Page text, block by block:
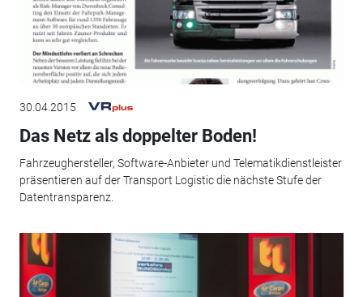
30.04.2015
Das Netz als doppelter Boden!
Fahrzeughersteller, Software-Anbieter und Telematikdienstleister
präsentieren auf der Transport Logistic die nächste Stufe der
Datentransparenz.